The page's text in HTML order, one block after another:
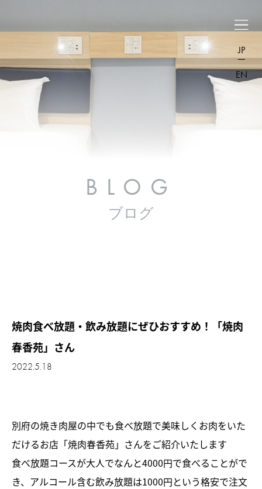
JP
EN
BLOG
ブログ
焼肉食べ放題・飲み放題にぜひおすすめ！「焼肉
春香苑」さん
2022.5.18
別府の焼き肉屋の中でも食べ放題で美味しくお肉をいた
だけるお店「焼肉春香苑」さんをご紹介いたします
食べ放題コースが大人でなんと4000円で食べることがで
き、アルコール含む飲み放題は1000円という格安で注文